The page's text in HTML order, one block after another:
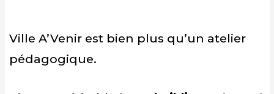
Ville A’Venir est bien plus qu’un atelier
pédagogique.